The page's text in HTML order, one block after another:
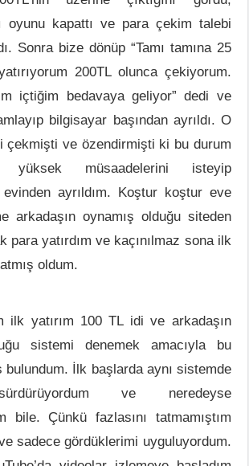
oyunu kapattı ve para çekim talebi
Sonra bize dönüp “Tamı tamına 25
200TL olunca çekiyorum.
içtiğim bedavaya geliyor” dedi ve
bilgisayar başından ayrıldı. O
çekmişti ve özendirmişti ki bu durum
yüksek müsaadelerini isteyip
evinden ayrıldım. Koştur koştur eve
arkadaşın oynamış olduğu siteden
para yatırdım ve kaçınılmaz sona ilk
oldum.
ilk yatırım 100 TL idi ve arkadaşın
sistemi denemek amacıyla bu
bulundum. İlk başlarda aynı sistemde
ve neredeyse
bile. Çünkü fazlasını tatmamıştım
sadece gördüklerimi uyguluyordum.